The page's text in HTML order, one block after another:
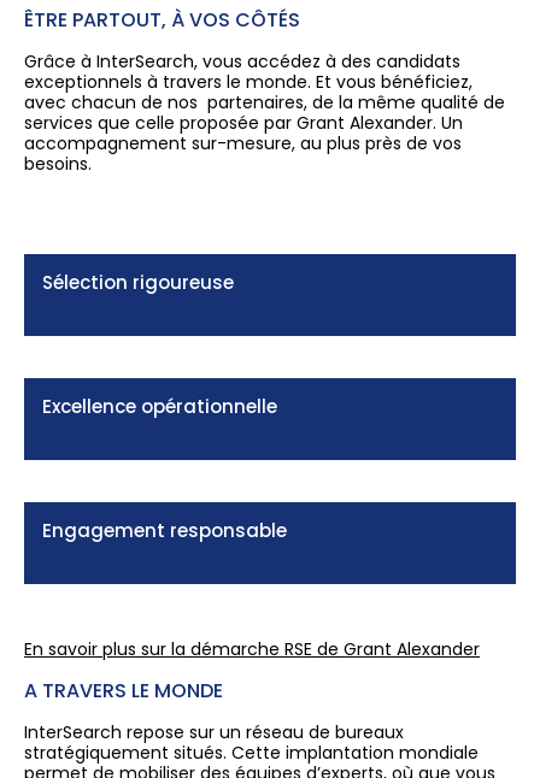
ÊTRE PARTOUT, À VOS CÔTÉS
Grâce à InterSearch, vous accédez à des candidats
exceptionnels à travers le monde. Et vous bénéficiez,
avec chacun de nos partenaires, de la même qualité de
services que celle proposée par Grant Alexander. Un
accompagnement sur-mesure, au plus près de vos
besoins.
Sélection rigoureuse
Excellence opérationnelle
Engagement responsable
En savoir plus sur la démarche RSE de Grant Alexander
A TRAVERS LE MONDE
InterSearch repose sur un réseau de bureaux
stratégiquement situés. Cette implantation mondiale